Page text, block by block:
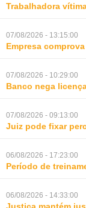
Trabalhadora
07/08/2026 - 13:15:00
Empresa
07/08/2026 - 10:29:00
Banco nega
07/08/2026 - 09:13:00
Juiz pode fixar
06/08/2026 - 17:23:00
Período de
06/08/2026 - 14:33:00